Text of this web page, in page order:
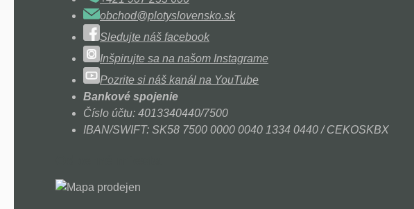
obchod@plotyslovensko.sk
Sledujte náš facebook
Inšpirujte sa na našom Instagrame
Pozrite si náš kanál na YouTube
Bankové spojenie
Číslo účtu: 4013340440/7500
IBAN/SWIFT: SK58 7500 0000 0040 1334 0440 / CEKOSKBX